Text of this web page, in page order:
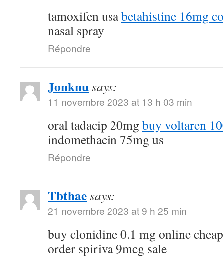
tamoxifen usabetahistine 16mg
nasal spray
Répondre
Jonknusays:
11 novembre 2023 at 13 h 03 min
oral tadacip 20mg buy voltaren
indomethacin 75mg us
Répondre
Tbthaesays:
21 novembre 2023 at 9 h 25 min
buy clonidine 0.1 mg online
order spiriva 9mcg sale